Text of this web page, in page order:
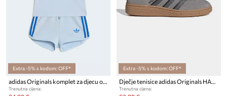
Extra -5% s kodom: OFF*
adidas Originals komplet za djecu od pamuka
Trenutna cijena:
Extra -5% s kodom: OFF*
Dječje tenisice adidas Originals HANDBALL SPEZIAL
Trenutna cijena: